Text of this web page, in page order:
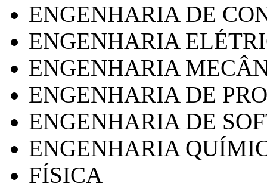
ENGENHARIA DE
ENGENHARIA
ENGENHARIA
ENGENHARIA DE
ENGENHARIA DE
ENGENHARIA
FÍSICA